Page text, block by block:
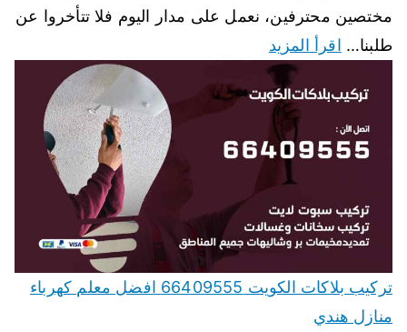
مختصين محترفين، نعمل على مدار اليوم فلا تتأخروا عن
طلبنا… اقرأ المزيد
تركيب بلاكات الكويت 66409555 افضل معلم كهرباء
منازل هندي